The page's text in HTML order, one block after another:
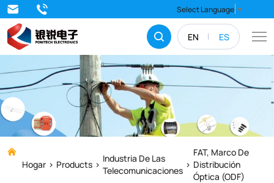
EN ES
Select Language ▼
Dome
Type
splice
closure/Junction
box
especially
for
OPGW
cable,
Hogar Products
Industria De Las
Telecomunicaciones
FAT, Marco De
Distribución
Óptica (ODF)